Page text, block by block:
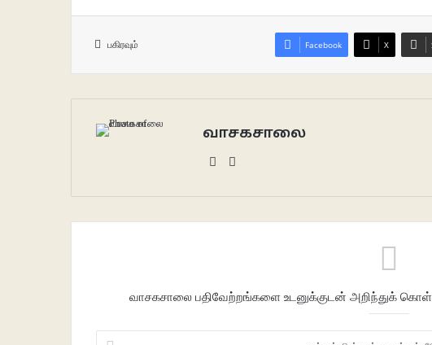
பகிரவும் Facebook X
வாசகசாலை
Website
வாசகசாலை பதிவேற்றங்களை உடனுக்குடன் அறிந்துக்
உங்கள்